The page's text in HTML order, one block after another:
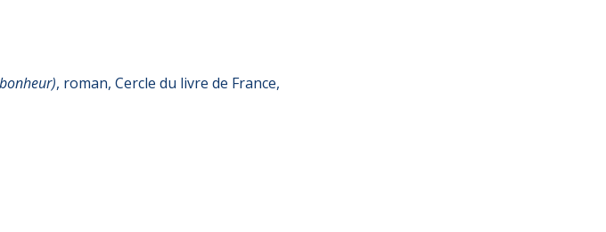
, roman, Cercle du livre de France,